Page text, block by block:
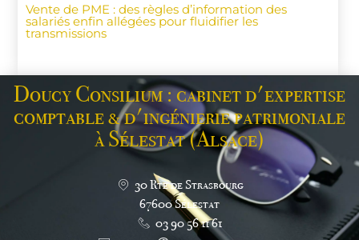
Vente de PME : des règles d’information des
salariés enfin allégées pour fluidifier les
transmissions
Doucy Consilium : cabinet d'expertise
comptable & d'ingénierie patrimoniale
à Sélestat (Alsace)
30 Rte de Strasbourg
67600 Sélestat
03 90 56 11 61